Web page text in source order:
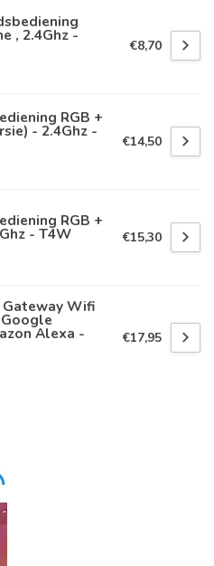
, 2.4Ghz -
€8,70
RGB +
- 2.4Ghz -
€14,50
RGB +
- T4W €15,30
Gateway Wifi
Alexa - €17,95